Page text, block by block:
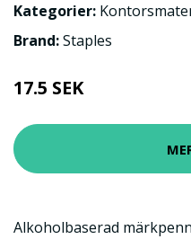
Kategorier:
Brand:Staples
17.5 SEK
Alkoholbaserad